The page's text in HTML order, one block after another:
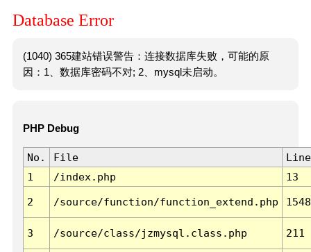
Database Error
(1040) 365建站错误警告：连接数据库失败，可能的原
因：1、数据库密码不对; 2、mysql未启动。
PHP Debug
No. File
Line
1
/index.php 13
2 /source/function/function_extend.php 1548
3 /source/class/jzmysql.class.php 211